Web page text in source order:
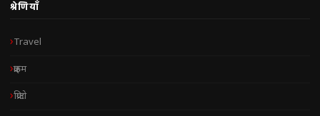
श्रेणियाँ
Travel
क्राइम
क्रिप्टो